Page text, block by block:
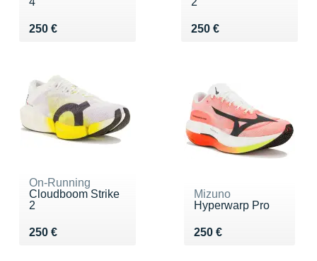
250 €
Vendu 250 € 250 €
Vendu 250 €
On-Running
Cloudboom Strike
2
250 €
Vendu 250 €
Mizuno
Hyperwarp Pro
250 €
Vendu 250 €